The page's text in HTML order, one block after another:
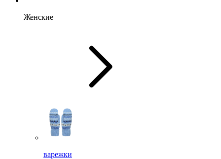
Женские
варежки